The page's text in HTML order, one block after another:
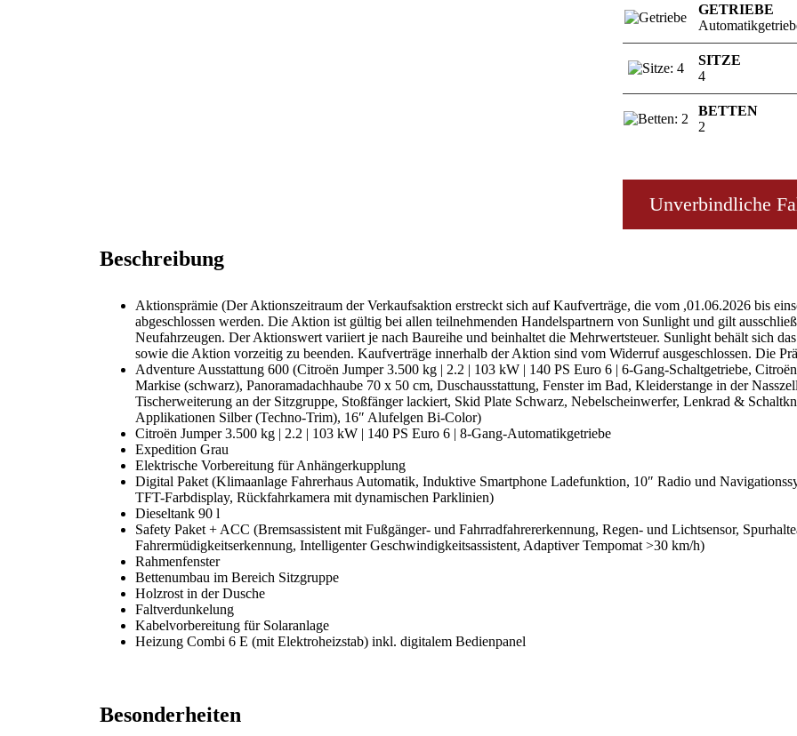
GETRIEBE
SITZE
4
BETTEN
2
Unverbindliche
Beschreibung
Aktionsprämie (Der Aktionszeitraum der Verkaufsaktion erstreckt sich auf Kaufverträge, die vom ,01.06.2026 bis
abgeschlossen werden. Die Aktion ist gültig bei allen teilnehmenden Handelspartnern von Sunlight und gilt
Neufahrzeugen. Der Aktionswert variiert je nach Baureihe und beinhaltet die Mehrwertsteuer. Sunlight behält sich
sowie die Aktion vorzeitig zu beenden. Kaufverträge innerhalb der Aktion sind vom Widerruf ausgeschlossen. Die
Adventure Ausstattung 600 (Citroën Jumper 3.500 kg | 2.2 | 103 kW | 140 PS Euro 6 | 6-Gang-Schaltgetriebe,
Markise (schwarz), Panoramadachhaube 70 x 50 cm, Duschausstattung, Fenster im Bad, Kleiderstange in der
Tischerweiterung an der Sitzgruppe, Stoßfänger lackiert, Skid Plate Schwarz, Nebelscheinwerfer, Lenkrad &
Applikationen Silber (Techno-Trim), 16″ Alufelgen Bi-Color)
Citroën Jumper 3.500 kg | 2.2 | 103 kW | 140 PS Euro 6 | 8-Gang-Automatikgetriebe
Expedition Grau
Elektrische Vorbereitung für Anhängerkupplung
Digital Paket (Klimaanlage Fahrerhaus Automatik, Induktive Smartphone Ladefunktion, 10″ Radio und
TFT-Farbdisplay, Rückfahrkamera mit dynamischen Parklinien)
Dieseltank 90 l
Safety Paket + ACC (Bremsassistent mit Fußgänger- und Fahrradfahrererkennung, Regen- und Lichtsensor,
Fahrermüdigkeitserkennung, Intelligenter Geschwindigkeitsassistent, Adaptiver Tempomat >30 km/h)
Rahmenfenster
Bettenumbau im Bereich Sitzgruppe
Holzrost in der Dusche
Faltverdunkelung
Kabelvorbereitung für Solaranlage
Heizung Combi 6 E (mit Elektroheizstab) inkl. digitalem Bedienpanel
Besonderheiten